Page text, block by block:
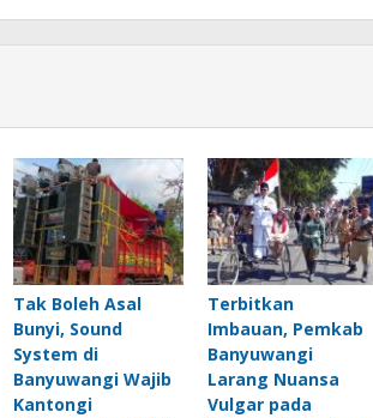
Tak Boleh Asal
Bunyi, Sound
System di
Banyuwangi Wajib
Kantongi
Terbitkan
Imbauan, Pemkab
Banyuwangi
Larang Nuansa
Vulgar pada